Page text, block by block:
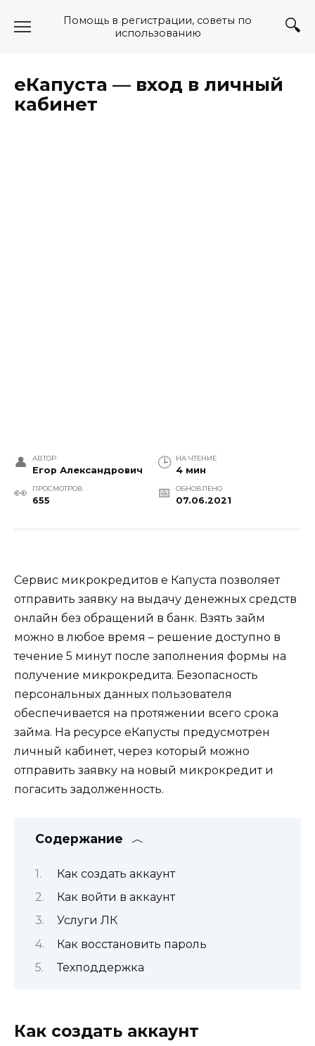
Помощь в регистрации, советы по
использованию
еКапуста — вход в личный
кабинет
АВТОР
Егор Александрович
НА ЧТЕНИЕ
4 мин
ПРОСМОТРОВ
655
ОБНОВЛЕНО
07.06.2021
Сервис микрокредитов е Капуста позволяет
отправить заявку на выдачу денежных средств
онлайн без обращений в банк. Взять займ
можно в любое время – решение доступно в
течение 5 минут после заполнения формы на
получение микрокредита. Безопасность
персональных данных пользователя
обеспечивается на протяжении всего срока
займа. На ресурсе еКапусты предусмотрен
личный кабинет, через который можно
отправить заявку на новый микрокредит и
погасить задолженность.
Содержание
Как создать аккаунт
Как войти в аккаунт
Услуги ЛК
Как восстановить пароль
Техподдержка
Как создать аккаунт